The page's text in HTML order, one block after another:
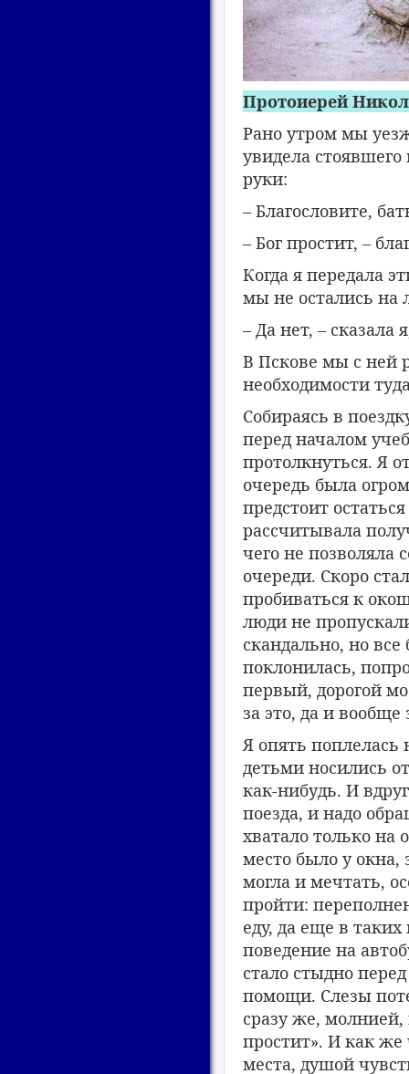
Протоиерей
Рано утром мы
увидела
руки:
– Благословите,
– Бог простит, –
Когда я передала
мы не остались на
– Да нет, – сказала
В Пскове мы с ней
необходимости
Собираясь в
перед началом
протолкнуться. Я
очередь была
предстоит
рассчитывала
чего не позволяла
очереди. Скоро
пробиваться к
люди не
скандально, но
поклонилась,
первый, дорогой
за это, да и вообще
Я опять поплелась
детьми носились
как-нибудь. И
поезда, и надо
хватало только
место было у
могла и мечтать,
пройти:
еду, да еще в
поведение на
стало стыдно
помощи. Слезы
сразу же, молнией,
простит». И как же
места, душой